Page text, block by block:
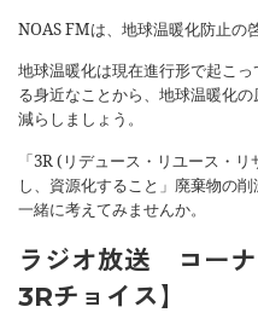
NOAS FMは、地球温暖化防止の
地球温暖化は現在進行形で起こ
る身近なことから、地球温暖化
減らしましょう。
「3R ( リデュース・リユース・リ
し、資源化すること」廃棄物の
一緒に考えてみませんか。
ラジオ放送 コー
3Rチョイス】